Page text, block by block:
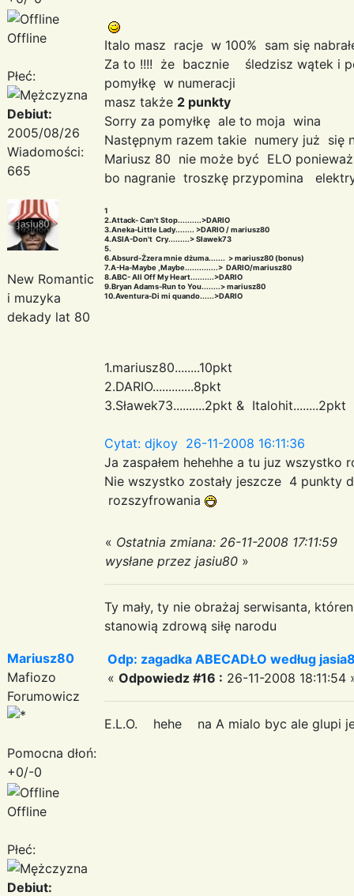
Offline
Płeć:
Debiut:
2005/08/26
Wiadomości:
665
New Romantic
i muzyka
dekady lat 80
Italo masz racje w 100% sam się
Za to !!!! że bacznie śledzisz wątek i
pomyłkę w numeracji
masz także 2 punkty
Sorry za pomyłkę ale to moja wina
Następnym razem takie numery już się
Mariusz 80 nie może być ELO
bo nagranie troszkę przypomina
1
2.Attack- Can't Stop..........>DARIO
3.Aneka-Little Lady........ >DARIO / mariusz80
4.ASIA-Don't Cry.........> Sławek73
5.
6.Absurd-Żzera mnie dżuma....... > mariusz80 (bonus)
7.A-Ha-Maybe ,Maybe..............> DARIO/mariusz80
8.ABC- All Off My Heart..........>DARIO
9.Bryan Adams-Run to You........> mariusz80
10.Aventura-Di mi quando......>DARIO
1.mariusz80........10pkt
2.DARIO.............8pkt
3.Sławek73..........2pkt & Italohit........2pkt
Cytat: djkoy 26-11-2008 16:11:36
Ja zaspałem hehehhe a tu juz
Nie wszystko zostały jeszcze 4
rozszyfrowania
« Ostatnia zmiana: 26-11-2008 17:11:59
wysłane przez jasiu80 »
Ty mały, ty nie obrażaj serwisanta,
stanowią zdrową siłę narodu
Mariusz80
Mafiozo
Forumowicz
Pomocna dłoń:
+0/-0
Offline
Płeć:
Debiut:
Odp: zagadka ABECADŁO według
« Odpowiedz #16 : 26-11-2008 18:11:54
E.L.O. hehe na A mialo byc ale